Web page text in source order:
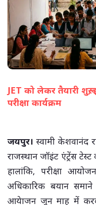
JET को लेकर तैयारी
परीक्षा कार्यक्रम
जयपुर। स्वामी केशवानंद
राजस्थान जॉइंट एंट्रेंस
हालांकि, परीक्षा
अधिकारिक बयान
आयेाजन जून माह में